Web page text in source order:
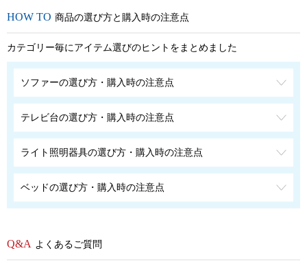
商品の選び方と購入時の注意点
カテゴリー毎にアイテム選びのヒントをまとめました
ソファーの選び方・購入時の注意点
テレビ台の選び方・購入時の注意点
ライト照明器具の選び方・購入時の注意点
ベッドの選び方・購入時の注意点
よくあるご質問